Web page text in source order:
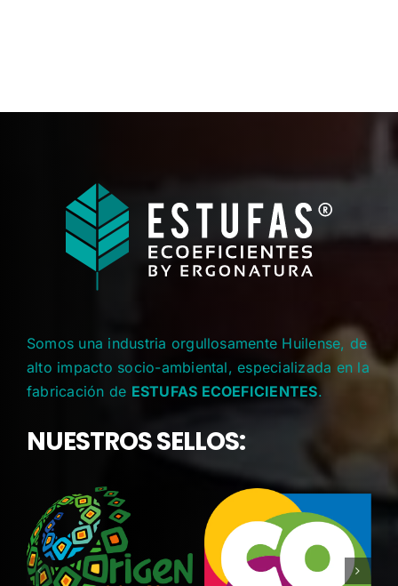
Somos una industria orgullosamente Huilense, de
alto impacto socio-ambiental, especializada en la
fabricación de ESTUFAS ECOEFICIENTES.
NUESTROS SELLOS: